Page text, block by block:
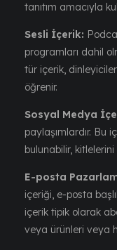
tanıtım amacıyla
Sesli İçerik:
programları dahil
tür içerik,
öğrenir.
Sosyal Medya
paylaşımlardır. Bu
bulunabilir,
E-posta
içeriği, e-posta
içerik tipik olarak
veya ürünleri veya